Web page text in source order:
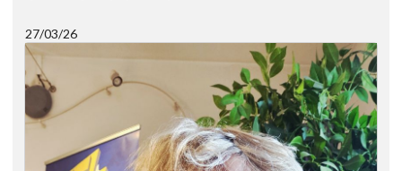
27/03/26